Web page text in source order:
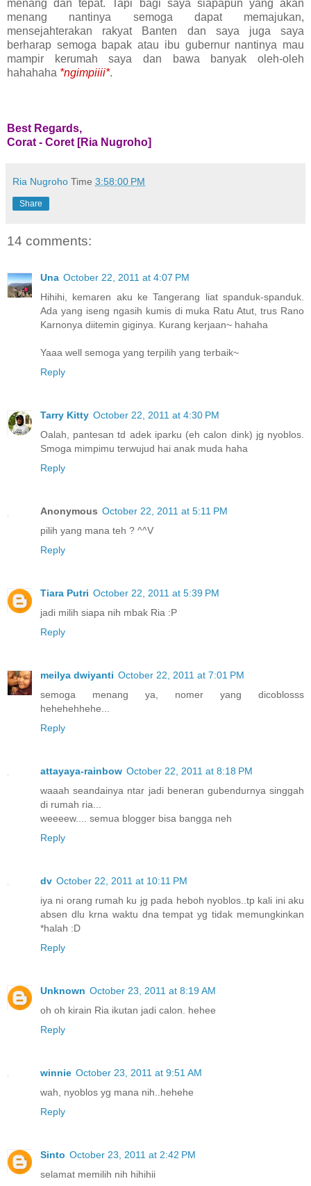
menang dan tepat. Tapi bagi saya siapapun yang akan
menang nantinya semoga dapat memajukan,
mensejahterakan rakyat Banten dan saya juga saya
berharap semoga bapak atau ibu gubernur nantinya mau
mampir kerumah saya dan bawa banyak oleh-oleh
hahahaha *ngimpiiii*.
Best Regards,
Corat - Coret [Ria Nugroho]
Ria Nugroho Time 3:58:00 PM
Share
14 comments:
Una October 22, 2011 at 4:07 PM
Hihihi, kemaren aku ke Tangerang liat spanduk-spanduk.
Ada yang iseng ngasih kumis di muka Ratu Atut, trus Rano
Karnonya diitemin giginya. Kurang kerjaan~ hahaha
Yaaa well semoga yang terpilih yang terbaik~
Reply
Tarry Kitty October 22, 2011 at 4:30 PM
Oalah, pantesan td adek iparku (eh calon dink) jg nyoblos.
Smoga mimpimu terwujud hai anak muda haha
Reply
Anonymous October 22, 2011 at 5:11 PM
pilih yang mana teh ? ^^V
Reply
Tiara Putri October 22, 2011 at 5:39 PM
jadi milih siapa nih mbak Ria :P
Reply
meilya dwiyanti October 22, 2011 at 7:01 PM
semoga menang ya, nomer yang dicoblosss
hehehehhehe...
Reply
attayaya-rainbow October 22, 2011 at 8:18 PM
waaah seandainya ntar jadi beneran gubendurnya singgah
di rumah ria...
weeeew.... semua blogger bisa bangga neh
Reply
dv October 22, 2011 at 10:11 PM
iya ni orang rumah ku jg pada heboh nyoblos..tp kali ini aku
absen dlu krna waktu dna tempat yg tidak memungkinkan
*halah :D
Reply
Unknown October 23, 2011 at 8:19 AM
oh oh kirain Ria ikutan jadi calon. hehee
Reply
winnie October 23, 2011 at 9:51 AM
wah, nyoblos yg mana nih..hehehe
Reply
Sinto October 23, 2011 at 2:42 PM
selamat memilih nih hihihii